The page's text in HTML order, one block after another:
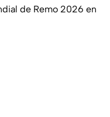
de Remo 2026 en